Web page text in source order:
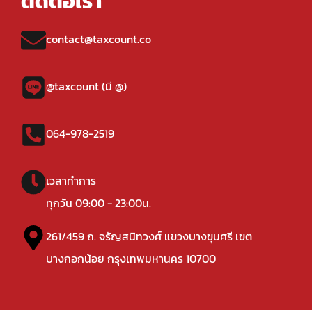
contact@taxcount.co
@taxcount (มี @)
064-978-2519
เวลาทำการ
ทุกวัน 09:00 - 23:00น.
261/459 ถ. จรัญสนิทวงศ์ แขวงบางขุนศรี เขต
บางกอกน้อย กรุงเทพมหานคร 10700